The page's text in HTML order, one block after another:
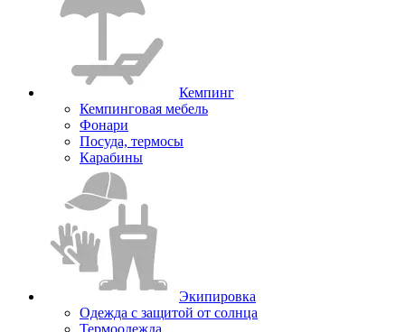
Кемпинг
Кемпинговая мебель
Фонари
Посуда, термосы
Карабины
Экипировка
Одежда с защитой от солнца
Термоодежда